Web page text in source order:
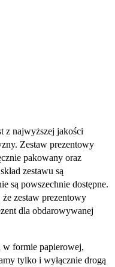
z najwyższej jakości
Zestaw prezentowy
pakowany oraz
zestawu są
są powszechnie dostępne.
zestaw prezentowy
dla obdarowywanej
w formie papierowej,
tylko i wyłącznie drogą